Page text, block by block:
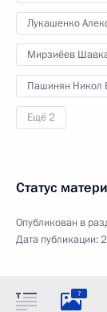
Лукашенко
Мирзиёев
Пашинян Никол
Ещё 2
Статус
Опубликован в
Дата публикации:
7